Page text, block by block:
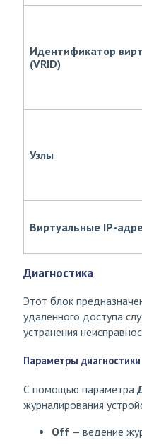
Идентификатор
(VRID)
Узлы
Виртуальные IP-
Диагностика
Этот блок
удаленного доступа
устранения
Параметры диагностики
С помощью параметра
журналирования
Off — ведение